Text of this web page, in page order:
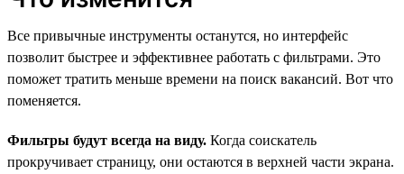
Все привычные инструменты останутся, но интерфейс
позволит быстрее и эффективнее работать с фильтрами. Это
поможет тратить меньше времени на поиск вакансий. Вот что
поменяется.
Фильтры будут всегда на виду. Когда соискатель
прокручивает страницу, они остаются в верхней части экрана.